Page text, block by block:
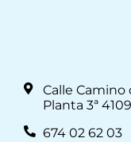
Calle Camino
Planta 3ª
674 02 62 03